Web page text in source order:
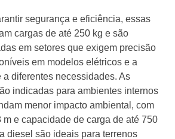
segurança e eficiência, essas
cargas de até 250 kg e são
em setores que exigem precisão
em modelos elétricos e a
a diferentes necessidades. As
indicadas para ambientes internos
menor impacto ambiental, com
m e capacidade de carga de até 750
diesel são ideais para terrenos